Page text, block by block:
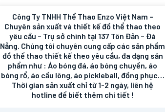
Công Ty TNHH Thể Thao Enzo Việt Nam –
Chuyên sản xuất và thiết kế đồ thể thao theo
yêu cầu – Trụ sở chính tại 137 Tôn Đản – Đà
Nẵng. Chúng tôi chuyên cung cấp các sản phẩm
đồ thể thao thiết kế theo yêu cầu, đa dạng sản
phẩm như : Áo bóng đá, áo bóng chuyền, áo
bóng rổ, áo cầu lông, áo pickleball, đồng phục…
Thời gian sản xuất chỉ từ 1-2 ngày, liên hệ
hotline để biết thêm chi tiết !